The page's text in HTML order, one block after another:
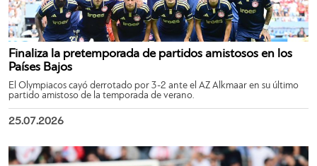
Finaliza la pretemporada de partidos amistosos en los
Países Bajos
El Olympiacos cayó derrotado por 3-2 ante el AZ Alkmaar en su último
partido amistoso de la temporada de verano.
25.07.2026